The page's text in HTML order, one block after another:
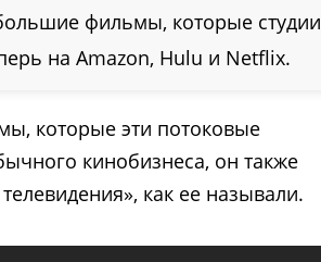
фильмы, которые студии
на Amazon, Hulu и Netflix.
которые эти потоковые
кинобизнеса, он также
как ее называли.